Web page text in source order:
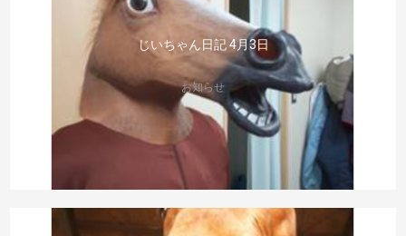
じいちゃん日記 4月3日
お知らせ